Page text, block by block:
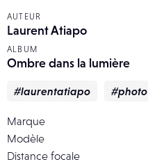
AUTEUR
Laurent Atiapo
ALBUM
Ombre dans la lumière
#laurentatiapo #photo
Marque
Modèle
Distance focale